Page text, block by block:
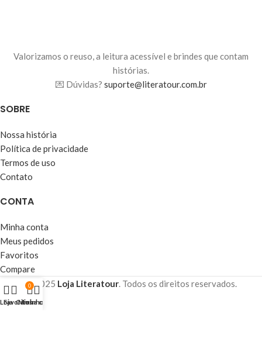
Valorizamos o reuso, a leitura acessível e brindes que contam
histórias.
💌 Dúvidas? suporte@literatour.com.br
SOBRE
Nossa história
Política de privacidade
Termos de uso
Contato
CONTA
Minha conta
Meus pedidos
Favoritos
Compare
© 2025 Loja Literatour. Todos os direitos reservados.
Loja
Favoritos
0
Carrinho
Minha conta